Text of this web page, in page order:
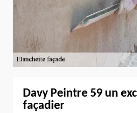
Davy Peintre 59 un
façadier